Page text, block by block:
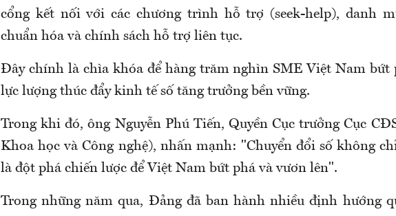
cổng kết nối với các chương trình hỗ trợ (seek-help), danh
chuẩn hóa và chính sách hỗ trợ liên tục.
Đây chính là chìa khóa để hàng trăm nghìn SME Việt Nam bứt
lực lượng thúc đẩy kinh tế số tăng trưởng bền vững.
Trong khi đó, ông Nguyễn Phú Tiến, Quyền Cục trưởng Cục
Khoa học và Công nghệ), nhấn mạnh: "Chuyển đổi số không
là đột phá chiến lược để Việt Nam bứt phá và vươn lên".
Trong những năm qua, Đảng đã ban hành nhiều định hướng